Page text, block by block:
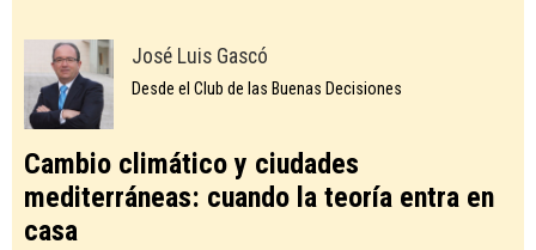
José Luis Gascó
Desde el Club de las Buenas Decisiones
Cambio climático y ciudades
mediterráneas: cuando la teoría entra en
casa